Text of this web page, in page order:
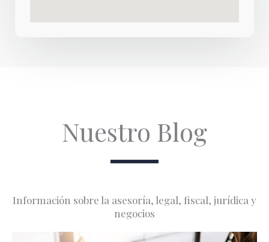
Nuestro Blog
Información sobre la asesoría, legal, fiscal, jurídica y
negocios